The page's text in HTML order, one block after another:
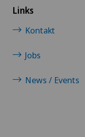
Links
Kontakt
Jobs
News / Events